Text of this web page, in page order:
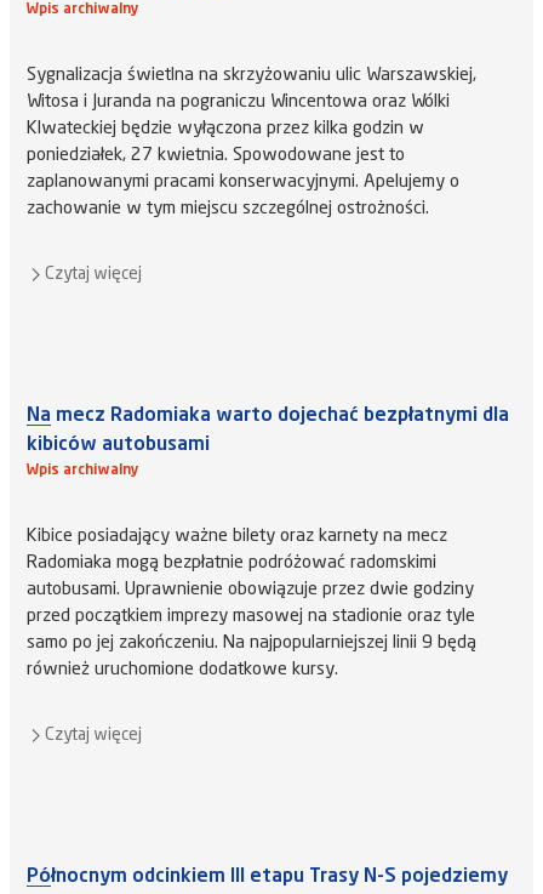
Wpis archiwalny
Sygnalizacja świetlna na skrzyżowaniu ulic Warszawskiej,
Witosa i Juranda na pograniczu Wincentowa oraz Wólki
Klwateckiej będzie wyłączona przez kilka godzin w
poniedziałek, 27 kwietnia. Spowodowane jest to
zaplanowanymi pracami konserwacyjnymi. Apelujemy o
zachowanie w tym miejscu szczególnej ostrożności.
Czytaj więcej
Na mecz Radomiaka warto dojechać bezpłatnymi dla
kibiców autobusami
Wpis archiwalny
Kibice posiadający ważne bilety oraz karnety na mecz
Radomiaka mogą bezpłatnie podróżować radomskimi
autobusami. Uprawnienie obowiązuje przez dwie godziny
przed początkiem imprezy masowej na stadionie oraz tyle
samo po jej zakończeniu. Na najpopularniejszej linii 9 będą
również uruchomione dodatkowe kursy.
Czytaj więcej
Północnym odcinkiem III etapu Trasy N-S pojedziemy